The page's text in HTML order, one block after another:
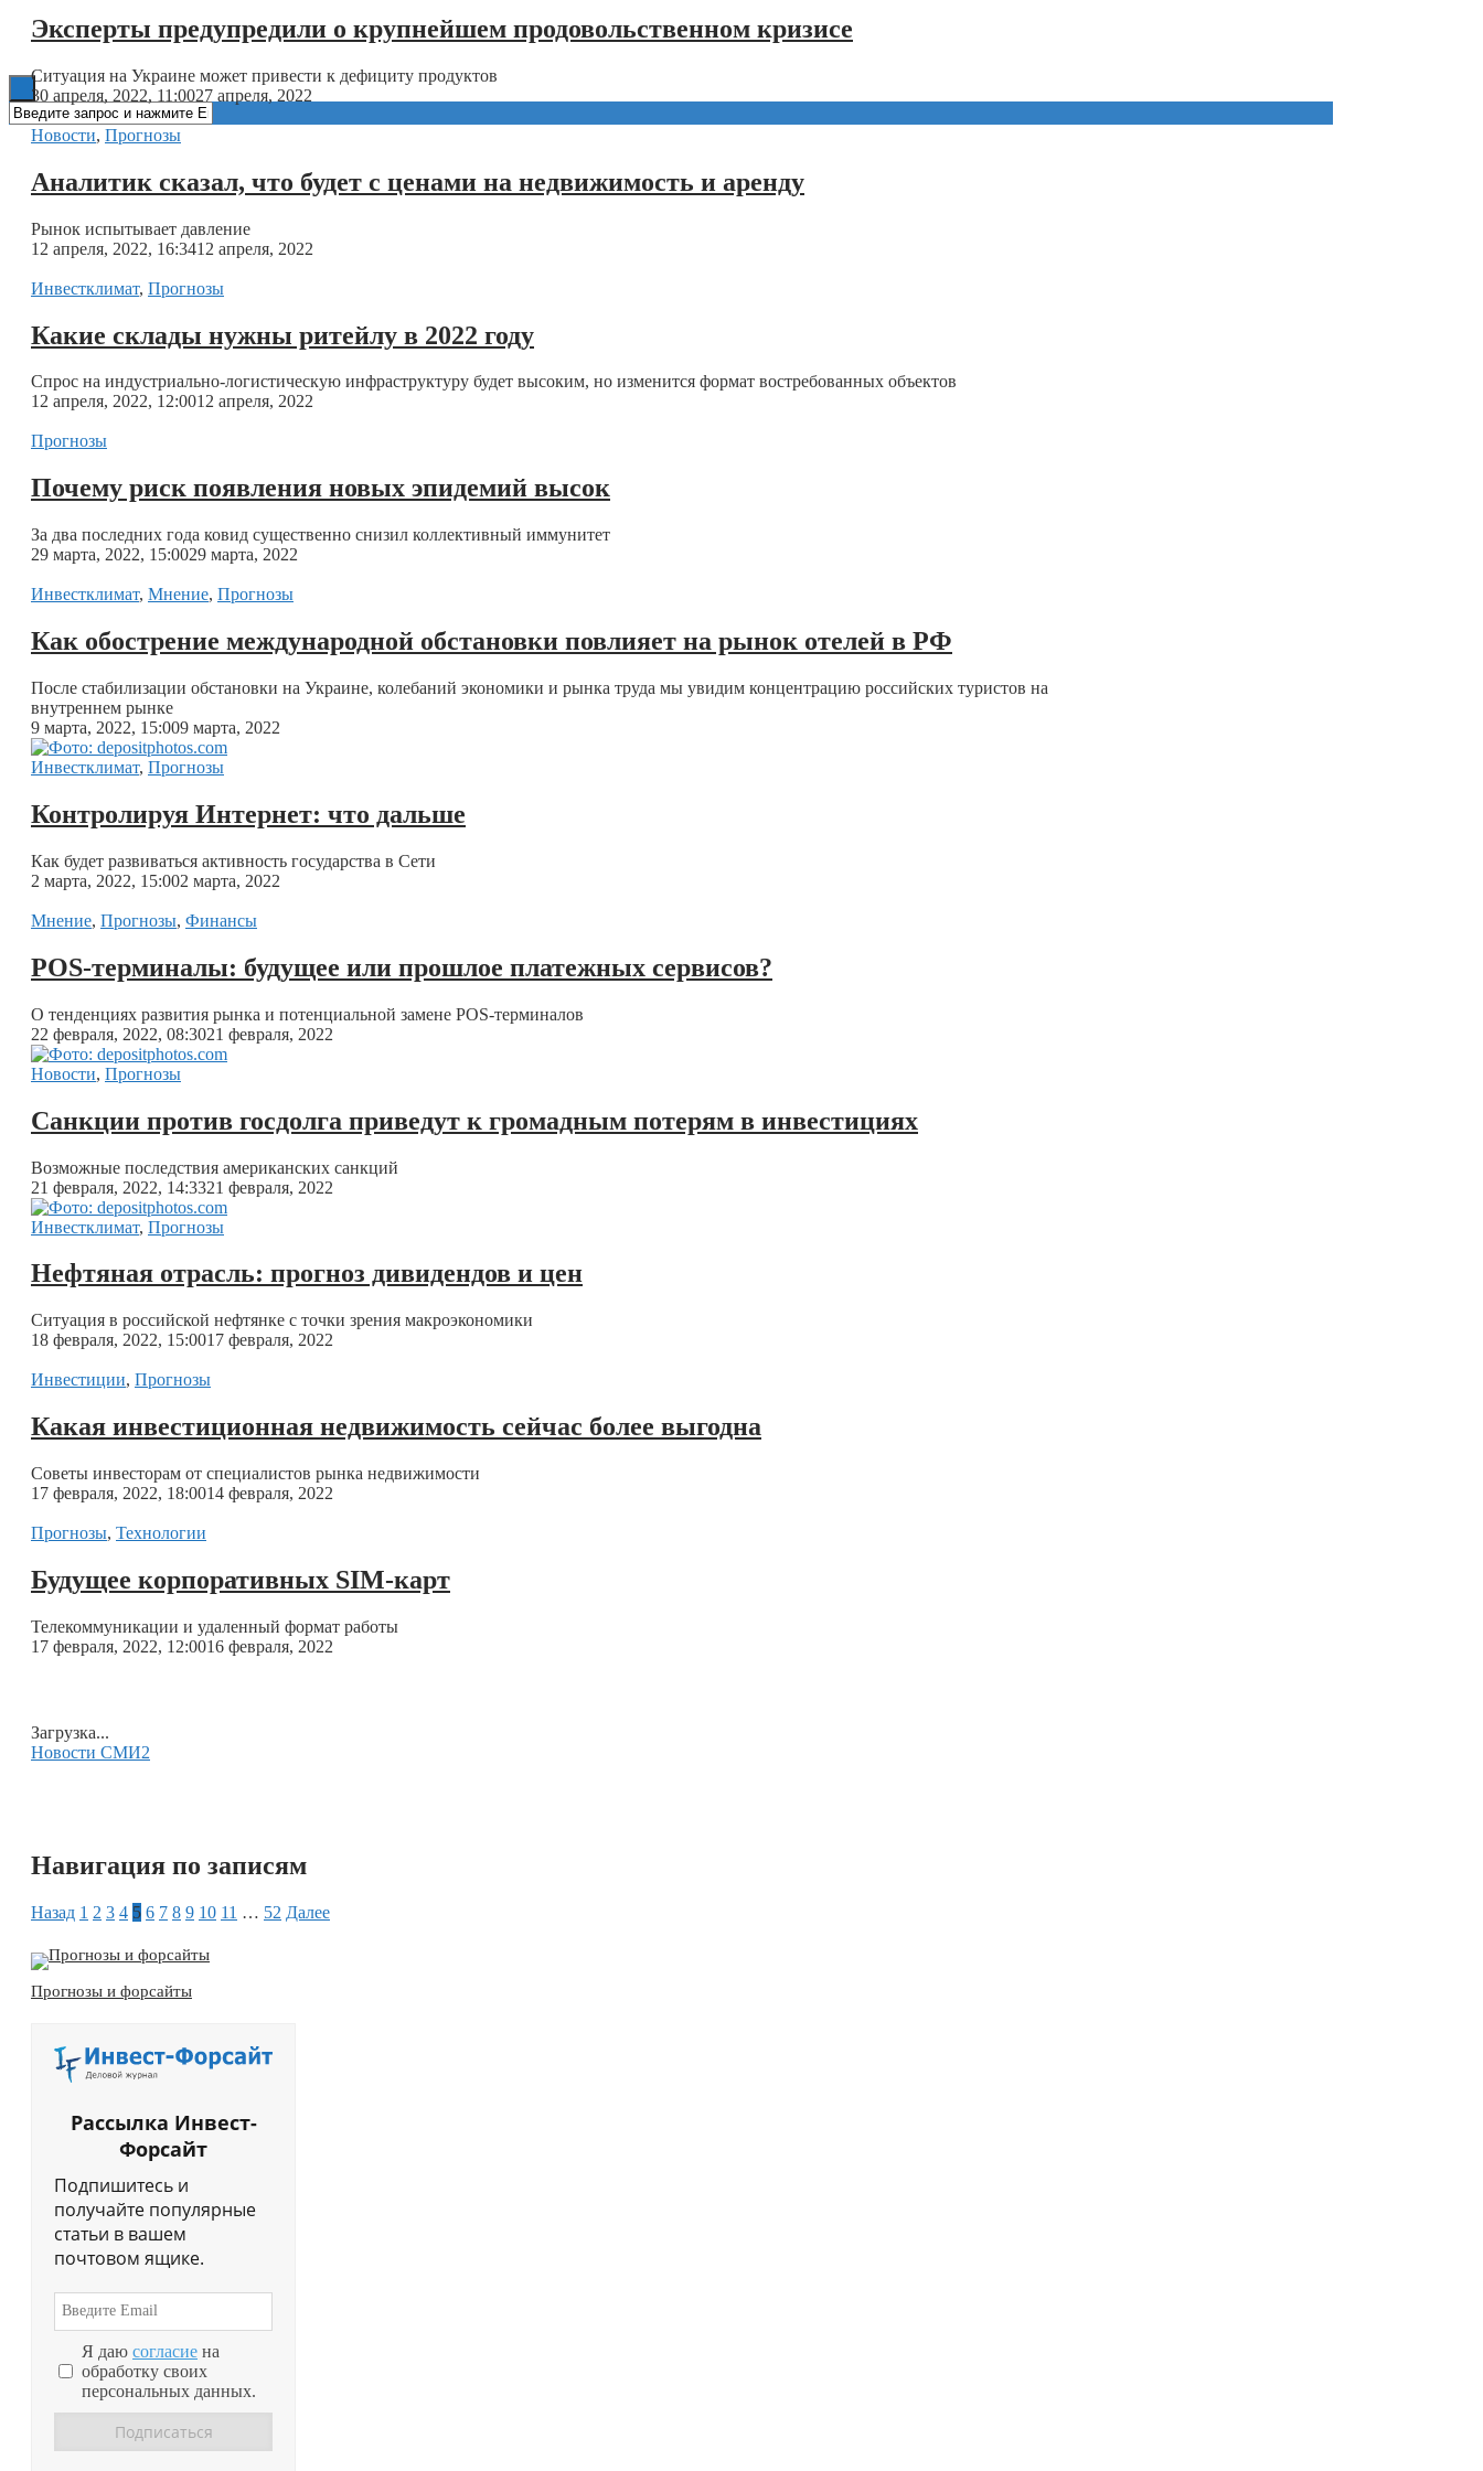
Книги
Эксперты предупредили о крупнейшем продовольственном кризисе
Ситуация на Украине может привести к дефициту продуктов
30 апреля, 2022, 11:0027 апреля, 2022
Новости, Прогнозы
Аналитик сказал, что будет с ценами на недвижимость и аренду
Рынок испытывает давление
12 апреля, 2022, 16:3412 апреля, 2022
Инвестклимат, Прогнозы
Какие склады нужны ритейлу в 2022 году
Спрос на индустриально-логистическую инфраструктуру будет высоким, но изменится формат востребованных объектов
12 апреля, 2022, 12:0012 апреля, 2022
Прогнозы
Почему риск появления новых эпидемий высок
За два последних года ковид существенно снизил коллективный иммунитет
29 марта, 2022, 15:0029 марта, 2022
Инвестклимат, Мнение, Прогнозы
Как обострение международной обстановки повлияет на рынок отелей в РФ
После стабилизации обстановки на Украине, колебаний экономики и рынка труда мы увидим концентрацию российских туристов на
внутреннем рынке
9 марта, 2022, 15:009 марта, 2022
Инвестклимат, Прогнозы
Контролируя Интернет: что дальше
Как будет развиваться активность государства в Сети
2 марта, 2022, 15:002 марта, 2022
Мнение, Прогнозы, Финансы
POS-терминалы: будущее или прошлое платежных сервисов?
О тенденциях развития рынка и потенциальной замене POS-терминалов
22 февраля, 2022, 08:3021 февраля, 2022
Новости, Прогнозы
Санкции против госдолга приведут к громадным потерям в инвестициях
Возможные последствия американских санкций
21 февраля, 2022, 14:3321 февраля, 2022
Инвестклимат, Прогнозы
Нефтяная отрасль: прогноз дивидендов и цен
Ситуация в российской нефтянке с точки зрения макроэкономики
18 февраля, 2022, 15:0017 февраля, 2022
Инвестиции, Прогнозы
Какая инвестиционная недвижимость сейчас более выгодна
Советы инвесторам от специалистов рынка недвижимости
17 февраля, 2022, 18:0014 февраля, 2022
Прогнозы, Технологии
Будущее корпоративных SIM-карт
Телекоммуникации и удаленный формат работы
17 февраля, 2022, 12:0016 февраля, 2022
Загрузка...
Новости СМИ2
Навигация по записям
Назад 1 2 3 4 5 6 7 8 9 10 11 … 52 Далее
Прогнозы и форсайты
Рассылка Инвест-
Форсайт
Подпишитесь и
получайте популярные
статьи в вашем
почтовом ящике.
Я даю согласие на
обработку своих
персональных данных.